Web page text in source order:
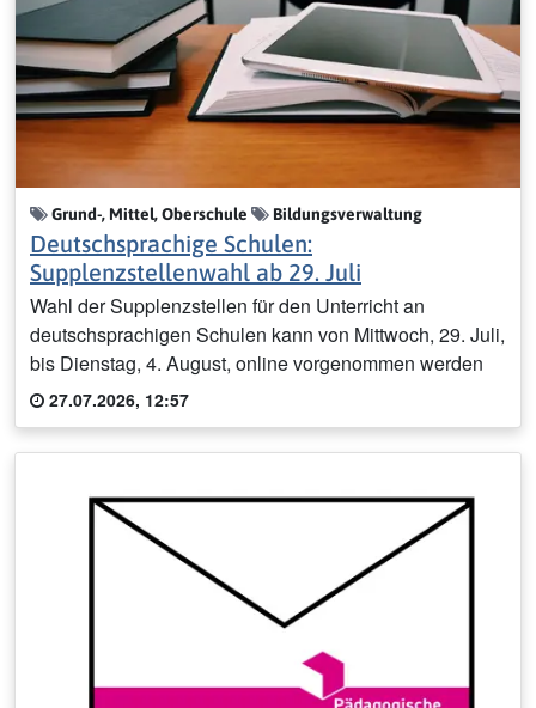
Grund-, Mittel, Oberschule Bildungsverwaltung
Deutschsprachige Schulen:
Supplenzstellenwahl ab 29. Juli
Wahl der Supplenzstellen für den Unterricht an
deutschsprachigen Schulen kann von Mittwoch, 29. Juli,
bis Dienstag, 4. August, online vorgenommen werden
27.07.2026, 12:57